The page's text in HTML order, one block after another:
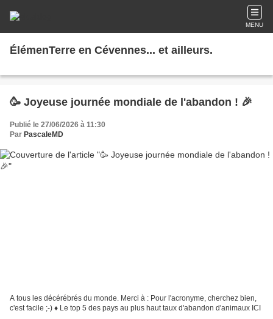
MENU
ÉlémenTerre en Cévennes... et ailleurs.
🥳 Joyeuse journée mondiale de l'abandon ! 🎉
Publié le 27/06/2026 à 11:30
Par PascaleMD
A tous les décérébrés du monde. Merci à : Pour l'acronyme, cherchez bien,
c'est facile ;-) ♦ Le top 5 des pays au plus haut taux d'abandon d'animaux ICI